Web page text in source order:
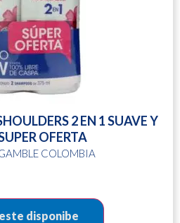
2 EN 1 SUAVE Y
OFERTA
COLOMBIA